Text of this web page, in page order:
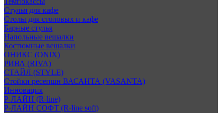
Стулья для кафе
Столы для столовых и кафе
Барные стулья
Напольные вешалки
Костюмные вешалки
ОНИКС (ONIX)
РИВА (RIVA)
СТАЙЛ (STYLE)
Стойки ресепшн ВАСАНТА (VASANTA)
Инновация
Р-ЛАЙН (R-line)
Р-ЛАЙН СОФТ (R-line soft)